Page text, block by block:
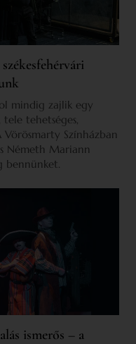
mindig zajlik egy
tele tehetséges,
Színházban
Németh Mariann
bennünket.
ismerős – a